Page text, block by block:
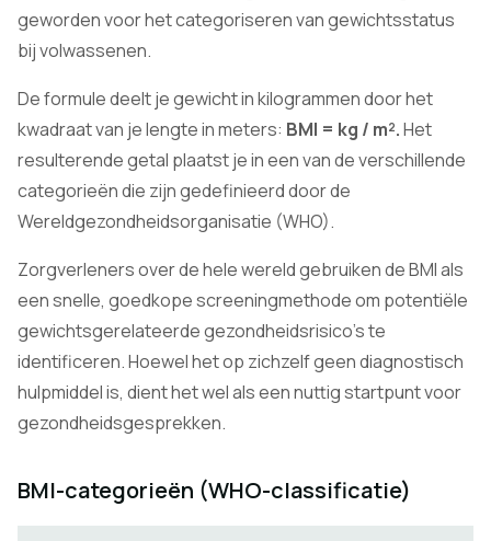
geworden voor het categoriseren van gewichtsstatus
bij volwassenen.
De formule deelt je gewicht in kilogrammen door het
kwadraat van je lengte in meters: BMI = kg / m².Het
resulterende getal plaatst je in een van de verschillende
categorieën die zijn gedefinieerd door de
Wereldgezondheidsorganisatie (WHO).
Zorgverleners over de hele wereld gebruiken de BMI als
een snelle, goedkope screeningmethode om potentiële
gewichtsgerelateerde gezondheidsrisico's te
identificeren. Hoewel het op zichzelf geen diagnostisch
hulpmiddel is, dient het wel als een nuttig startpunt voor
gezondheidsgesprekken.
BMI-categorieën (WHO-classificatie)